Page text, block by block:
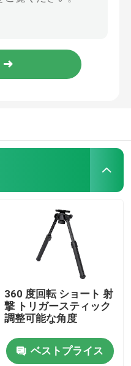
360 度回転 ショート 射
撃 トリガースティック
調整可能な角度
ベストプライス